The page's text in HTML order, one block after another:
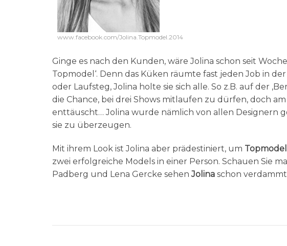
www.facebook.com/Jolina.Topmodel.2014
Ginge es nach den Kunden, wäre Jolina schon seit
Topmodel‘. Denn das Küken räumte fast jeden Job in
oder Laufsteg, Jolina holte sie sich alle. So z.B. auf der
die Chance, bei drei Shows mitlaufen zu dürfen, doch
enttäuscht… Jolina wurde nämlich von allen Designern
sie zu überzeugen.
Mit ihrem Look ist Jolina aber prädestiniert, um Topmodel
zwei erfolgreiche Models in einer Person. Schauen Sie
Padberg und Lena Gercke sehen Jolina schon